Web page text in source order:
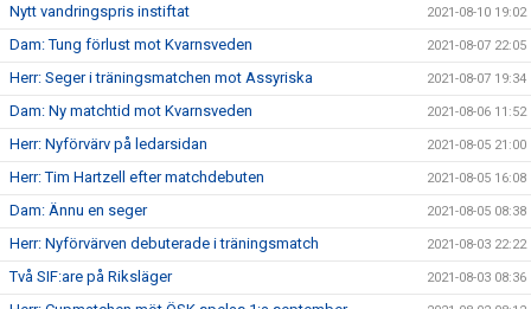
Nytt vandringspris instiftat 2021-08-10 19:02
Dam: Tung förlust mot Kvarnsveden 2021-08-07 22:05
Herr: Seger i träningsmatchen mot Assyriska 2021-08-07 19:34
Dam: Ny matchtid mot Kvarnsveden 2021-08-06 11:52
Herr: Nyförvärv på ledarsidan 2021-08-05 21:00
Herr: Tim Hartzell efter matchdebuten 2021-08-05 16:08
Dam: Ännu en seger 2021-08-05 08:38
Herr: Nyförvärven debuterade i träningsmatch 2021-08-03 22:22
Två SIF:are på Riksläger 2021-08-03 08:36